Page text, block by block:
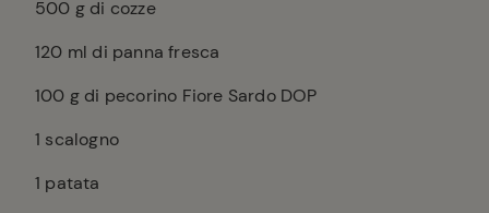
500 g di cozze
120 ml di panna fresca
100 g di pecorino Fiore Sardo DOP
1 scalogno
1 patata